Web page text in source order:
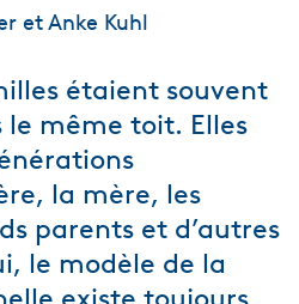
et Anke Kuhl
étaient souvent
le même toit. Elles
la mère, les
parents et d’autres
le modèle de la